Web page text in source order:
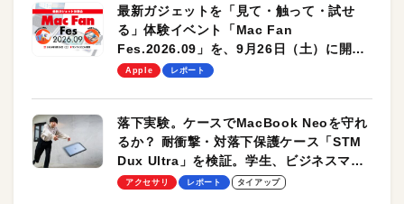
最新ガジェットを「見て・触って・試せ
る」体験イベント「Mac Fan
Fes.2026.09」を、9月26日（土）に開催
します！
Apple レポート
落下実験。ケースでMacBook Neoを守れ
るか？ 耐衝撃・対落下保護ケース「STM
Dux Ultra」を検証。学生、ビジネスマン
のモバイルユースに最適！
アクセサリ レポート タイアップ